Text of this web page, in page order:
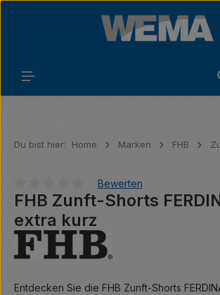
Zum Hauptinhalt springen
Du bist hier: Home Marken FHB
Durchschnittliche Bewertung von 0 von 5
Bewerten
FHB Zunft-Shorts
extra kurz
Entdecken Sie die FHB Zunft-Shorts